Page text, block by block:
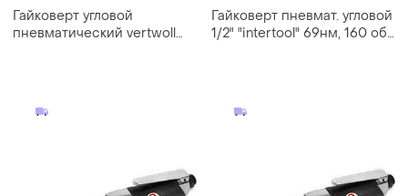
Гайковерт угловой
пневматический vertwoll
Гайковерт пневмат. угловой
1/2" "intertool" 69нм, 160 об/